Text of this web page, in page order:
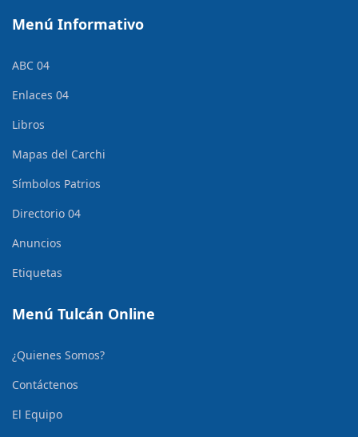
Menú Informativo
ABC 04
Enlaces 04
Libros
Mapas del Carchi
Símbolos Patrios
Directorio 04
Anuncios
Etiquetas
Menú Tulcán Online
¿Quienes Somos?
Contáctenos
El Equipo